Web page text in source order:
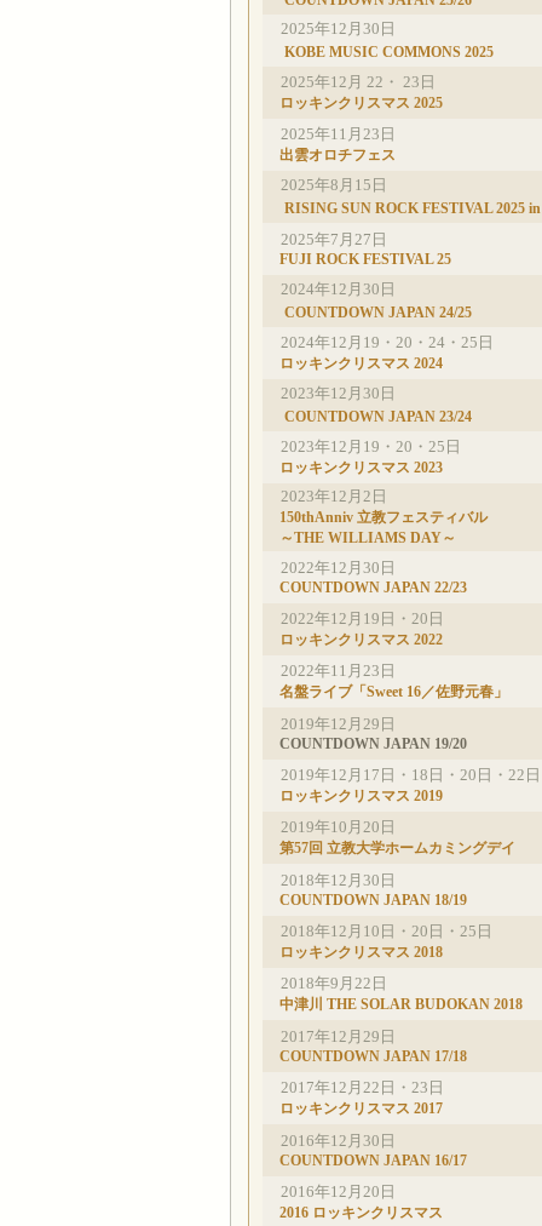
2025年12月30日
KOBE MUSIC COMMONS 2025
2025年12月 22・ 23日
ロッキンクリスマス 2025
2025年11月23日
出雲オロチフェス
2025年8月15日
RISING SUN ROCK FESTIVAL 2025
2025年7月27日
FUJI ROCK FESTIVAL 25
2024年12月30日
COUNTDOWN JAPAN 24/25
2024年12月19・20・24・25日
ロッキンクリスマス 2024
2023年12月30日
COUNTDOWN JAPAN 23/24
2023年12月19・20・25日
ロッキンクリスマス 2023
2023年12月2日
150thAnniv 立教フェスティバル
～THE WILLIAMS DAY～
2022年12月30日
COUNTDOWN JAPAN 22/23
2022年12月19日・20日
ロッキンクリスマス 2022
2022年11月23日
名盤ライブ「Sweet 16／佐野元春」
2019年12月29日
COUNTDOWN JAPAN 19/20
2019年12月17日・18日・20日・22
ロッキンクリスマス 2019
2019年10月20日
第57回 立教大学ホームカミングデイ
2018年12月30日
COUNTDOWN JAPAN 18/19
2018年12月10日・20日・25日
ロッキンクリスマス 2018
2018年9月22日
中津川 THE SOLAR BUDOKAN 2018
2017年12月29日
COUNTDOWN JAPAN 17/18
2017年12月22日・23日
ロッキンクリスマス 2017
2016年12月30日
COUNTDOWN JAPAN 16/17
2016年12月20日
2016 ロッキンクリスマス